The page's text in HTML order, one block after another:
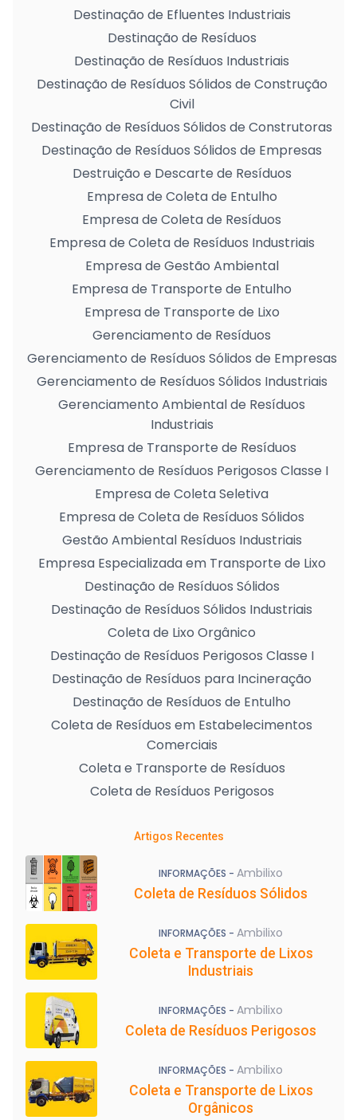
Destinação de Efluentes Industriais
Destinação de Resíduos
Destinação de Resíduos Industriais
Destinação de Resíduos Sólidos de Construção
Civil
Destinação de Resíduos Sólidos de Construtoras
Destinação de Resíduos Sólidos de Empresas
Destruição e Descarte de Resíduos
Empresa de Coleta de Entulho
Empresa de Coleta de Resíduos
Empresa de Coleta de Resíduos Industriais
Empresa de Gestão Ambiental
Empresa de Transporte de Entulho
Empresa de Transporte de Lixo
Gerenciamento de Resíduos
Gerenciamento de Resíduos Sólidos de Empresas
Gerenciamento de Resíduos Sólidos Industriais
Gerenciamento Ambiental de Resíduos
Industriais
Empresa de Transporte de Resíduos
Gerenciamento de Resíduos Perigosos Classe I
Empresa de Coleta Seletiva
Empresa de Coleta de Resíduos Sólidos
Gestão Ambiental Resíduos Industriais
Empresa Especializada em Transporte de Lixo
Destinação de Resíduos Sólidos
Destinação de Resíduos Sólidos Industriais
Coleta de Lixo Orgânico
Destinação de Resíduos Perigosos Classe I
Destinação de Resíduos para Incineração
Destinação de Resíduos de Entulho
Coleta de Resíduos em Estabelecimentos
Comerciais
Coleta e Transporte de Resíduos
Coleta de Resíduos Perigosos
Artigos Recentes
INFORMAÇÕES - Ambilixo
Coleta de Resíduos Sólidos
INFORMAÇÕES - Ambilixo
Coleta e Transporte de Lixos
Industriais
INFORMAÇÕES - Ambilixo
Coleta de Resíduos Perigosos
INFORMAÇÕES - Ambilixo
Coleta e Transporte de Lixos
Orgânicos